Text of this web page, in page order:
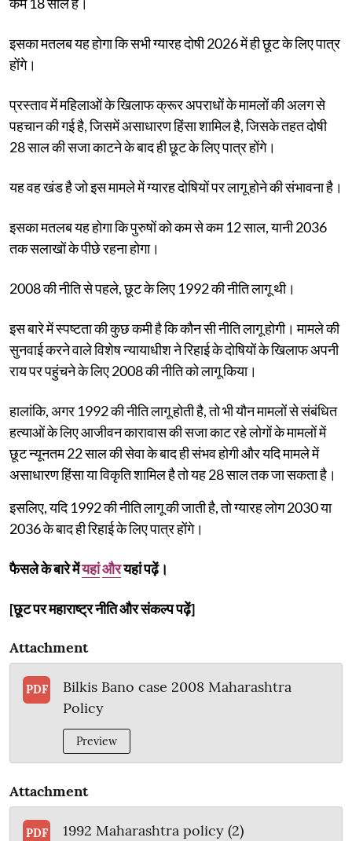
इसका मतलब यह होगा कि सभी ग्यारह दोषी 2026 में ही छूट के लिए पात्र
होंगे।
प्रस्ताव में महिलाओं के खिलाफ क्रूर अपराधों के मामलों की अलग से
पहचान की गई है, जिसमें असाधारण हिंसा शामिल है, जिसके तहत दोषी
28 साल की सजा काटने के बाद ही छूट के लिए पात्र होंगे।
यह वह खंड है जो इस मामले में ग्यारह दोषियों पर लागू होने की संभावना है।
इसका मतलब यह होगा कि पुरुषों को कम से कम 12 साल, यानी 2036
तक सलाखों के पीछे रहना होगा।
2008 की नीति से पहले, छूट के लिए 1992 की नीति लागू थी।
इस बारे में स्पष्टता की कुछ कमी है कि कौन सी नीति लागू होगी। मामले की
सुनवाई करने वाले विशेष न्यायाधीश ने रिहाई के दोषियों के खिलाफ अपनी
राय पर पहुंचने के लिए 2008 की नीति को लागू किया।
हालांकि, अगर 1992 की नीति लागू होती है, तो भी यौन मामलों से संबंधित
हत्याओं के लिए आजीवन कारावास की सजा काट रहे लोगों के मामलों में
छूट न्यूनतम 22 साल की सेवा के बाद ही संभव होगी और यदि मामले में
असाधारण हिंसा या विकृति शामिल है तो यह 28 साल तक जा सकता है।
इसलिए, यदि 1992 की नीति लागू की जाती है, तो ग्यारह लोग 2030 या
2036 के बाद ही रिहाई के लिए पात्र होंगे।
फैसले के बारे मेंयहांऔरयहां पढ़ें।
[छूट पर महाराष्ट्र नीति और संकल्प पढ़ें]
Attachment
PDF
Bilkis Bano case 2008 Maharashtra
Policy
Preview
Attachment
PDF 1992 Maharashtra policy (2)